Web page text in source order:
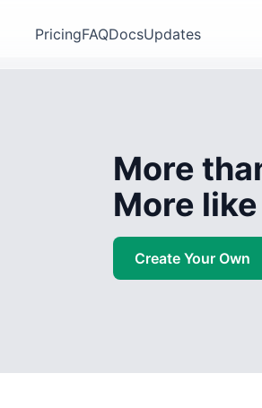
PricingFAQDocsUpdates
More
More
Create Your Own